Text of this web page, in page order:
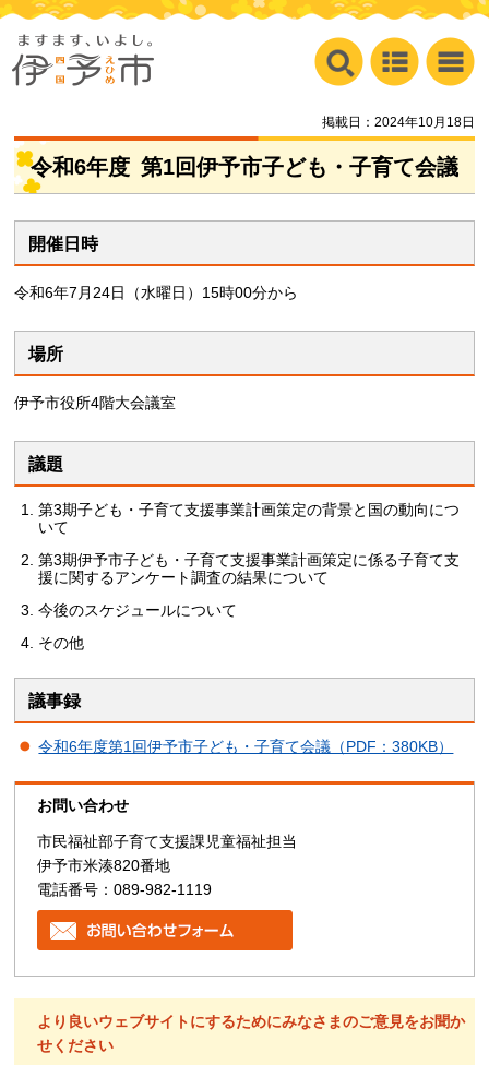
掲載日：2024年10月18日
令和6年度 第1回伊予市子ども・子育て会議
開催日時
令和6年7月24日（水曜日）15時00分から
場所
伊予市役所4階大会議室
議題
第3期子ども・子育て支援事業計画策定の背景と国の動向につ
いて
第3期伊予市子ども・子育て支援事業計画策定に係る子育て支
援に関するアンケート調査の結果について
今後のスケジュールについて
その他
議事録
令和6年度第1回伊予市子ども・子育て会議（PDF：380KB）
お問い合わせ
市民福祉部子育て支援課児童福祉担当
伊予市米湊820番地
電話番号：089-982-1119
より良いウェブサイトにするためにみなさまのご意見をお聞か
せください